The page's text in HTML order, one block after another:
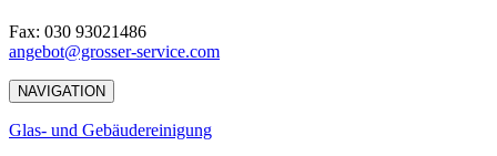
Fax: 030 93021486
angebot@grosser-service.com
NAVIGATION
Glas- und Gebäudereinigung